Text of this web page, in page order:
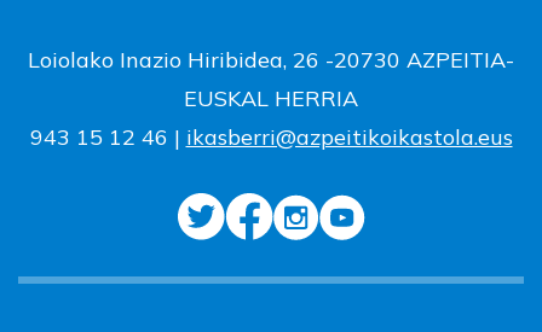
Loiolako Inazio Hiribidea, 26 -20730 AZPEITIA-
EUSKAL HERRIA
943 15 12 46 | ikasberri@azpeitikoikastola.eus